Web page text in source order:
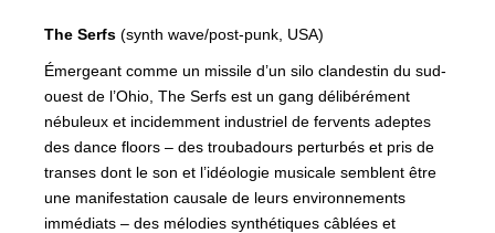
The Serfs (synth wave/post-punk, USA)
Émergeant comme un missile d’un silo clandestin du sud-
ouest de l’Ohio, The Serfs est un gang délibérément
nébuleux et incidemment industriel de fervents adeptes
des dance floors – des troubadours perturbés et pris de
transes dont le son et l’idéologie musicale semblent être
une manifestation causale de leurs environnements
immédiats – des mélodies synthétiques câblées et